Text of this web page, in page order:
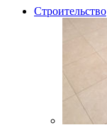
Строительство